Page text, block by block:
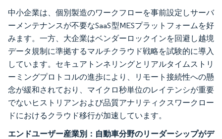
中小企業は、個別製造のワークフローを事前設定しサーバ
ーメンテナンスが不要なSaaS型MESプラットフォームを好
みます。一方、大企業はベンダーロックインを回避し越境
データ規制に準拠するマルチクラウド戦略を試験的に導入
しています。セキュアトンネリングとリアルタイムストリ
ーミングプロトコルの進歩により、リモート接続性への懸
念が緩和されており、マイクロ秒単位のレイテンシが重要
でないヒストリアンおよび品質アナリティクスワークロー
ドにおけるクラウド移行が加速しています。
エンドユーザー産業別：自動車分野のリーダーシップがデ